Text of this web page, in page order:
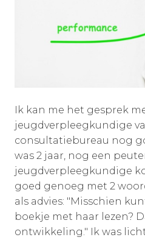
Ik kan me het gesprek
jeugdverpleegkundige
consultatiebureau nog
was 2 jaar, nog een
jeugdverpleegkundige
goed genoeg met 2
als advies: "Misschien
boekje met haar lezen?
ontwikkeling." Ik was